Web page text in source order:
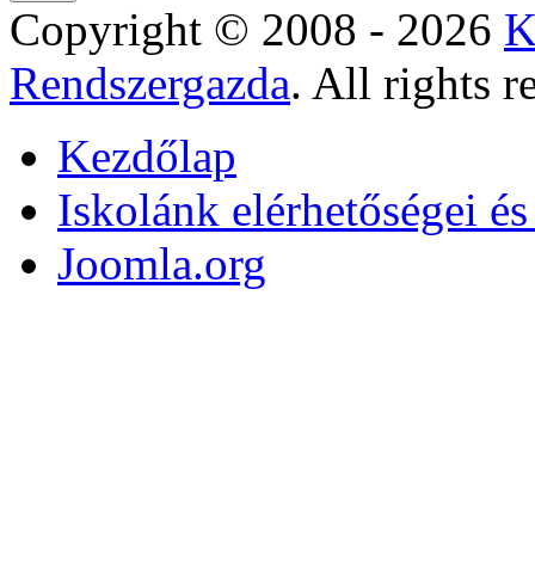
Copyright © 2008 - 2026
Rendszergazda. All rights
Kezdőlap
Iskolánk elérhetőségei
Joomla.org